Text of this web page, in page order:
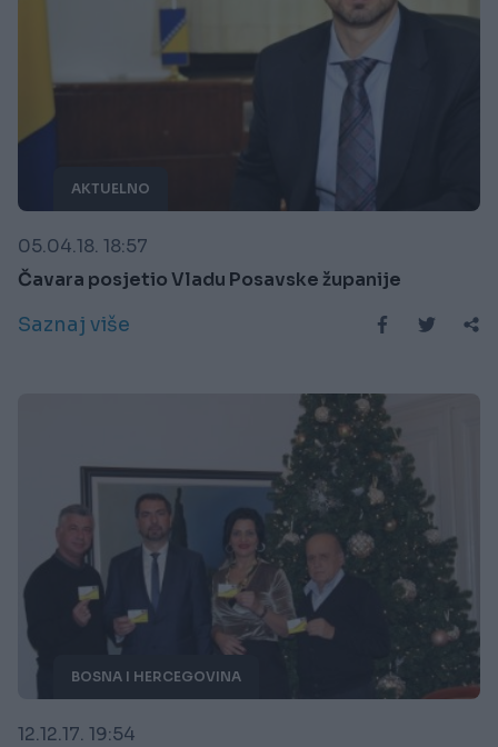
AKTUELNO
05.04.18. 18:57
Čavara posjetio Vladu Posavske županije
Saznaj više
BOSNA I HERCEGOVINA
12.12.17. 19:54